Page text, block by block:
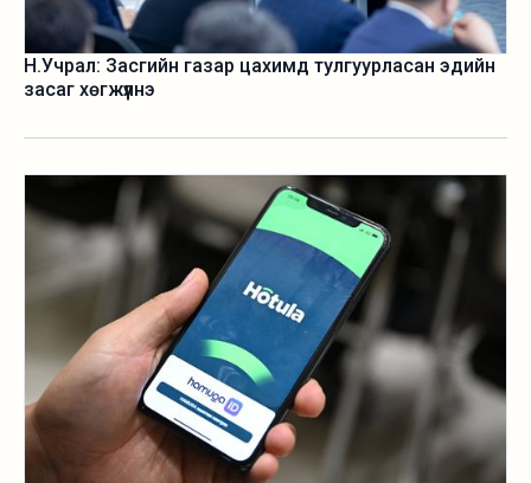
Н.Учрал: Засгийн газар цахимд тулгуурласан эдийн
засаг хөгжүүлнэ